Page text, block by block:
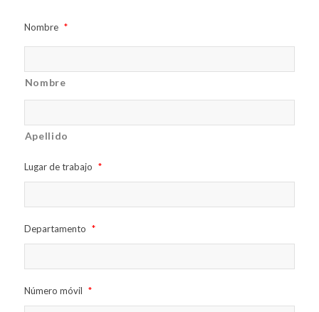
Nombre *
Nombre
Apellido
Lugar de trabajo *
Departamento *
Número móvil *